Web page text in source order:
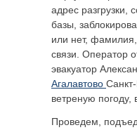
адрес разгрузки,
базы,
или нет,
связи. Оператор
эвакуатор
Агалавтово
ветреную
Проведем,